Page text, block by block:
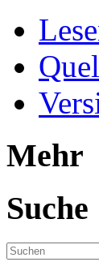
Mehr
Suche